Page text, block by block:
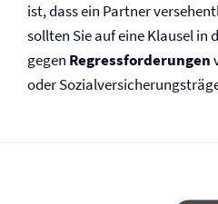
ist, dass ein Partner
sollten Sie auf eine Klausel in
gegen Regressforderungen
oder